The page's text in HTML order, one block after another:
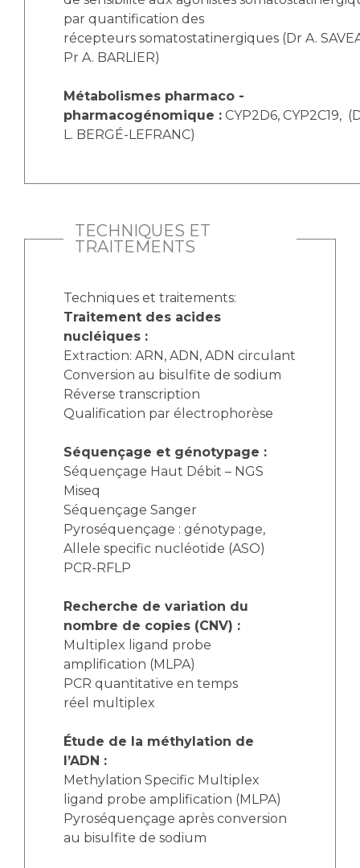
par quantification des
récepteurs somatostatinergiques (Dr A.
Pr A. BARLIER)
Métabolismes pharmaco -
pharmacogénomique : CYP2D6, CYP2C19,
L. BERGÉ-LEFRANC)
TECHNIQUES ET
TRAITEMENTS
Techniques et traitements:
Traitement des acides
nucléiques :
Extraction: ARN, ADN, ADN circulant
Conversion au bisulfite de sodium
Réverse transcription
Qualification par électrophorèse
Séquençage et génotypage :
Séquençage Haut Débit – NGS
Miseq
Séquençage Sanger
Pyroséquençage : génotypage,
Allele specific nucléotide (ASO)
PCR-RFLP
Recherche de variation du
nombre de copies (CNV) :
Multiplex ligand probe
amplification (MLPA)
PCR quantitative en temps
réel multiplex
Étude de la méthylation de
l’ADN :
Methylation Specific Multiplex
ligand probe amplification (MLPA)
Pyroséquençage après conversion
au bisulfite de sodium